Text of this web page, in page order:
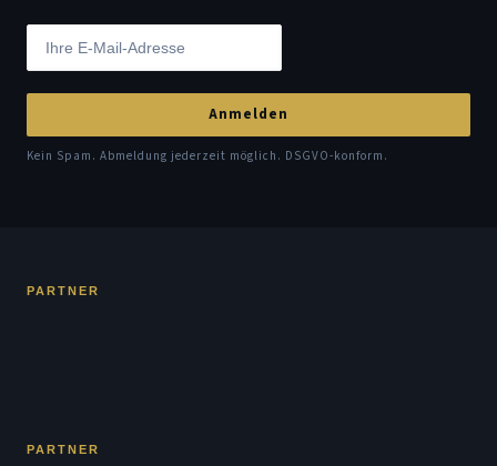
Anmelden
Kein Spam. Abmeldung jederzeit möglich. DSGVO-konform.
PARTNER
PARTNER